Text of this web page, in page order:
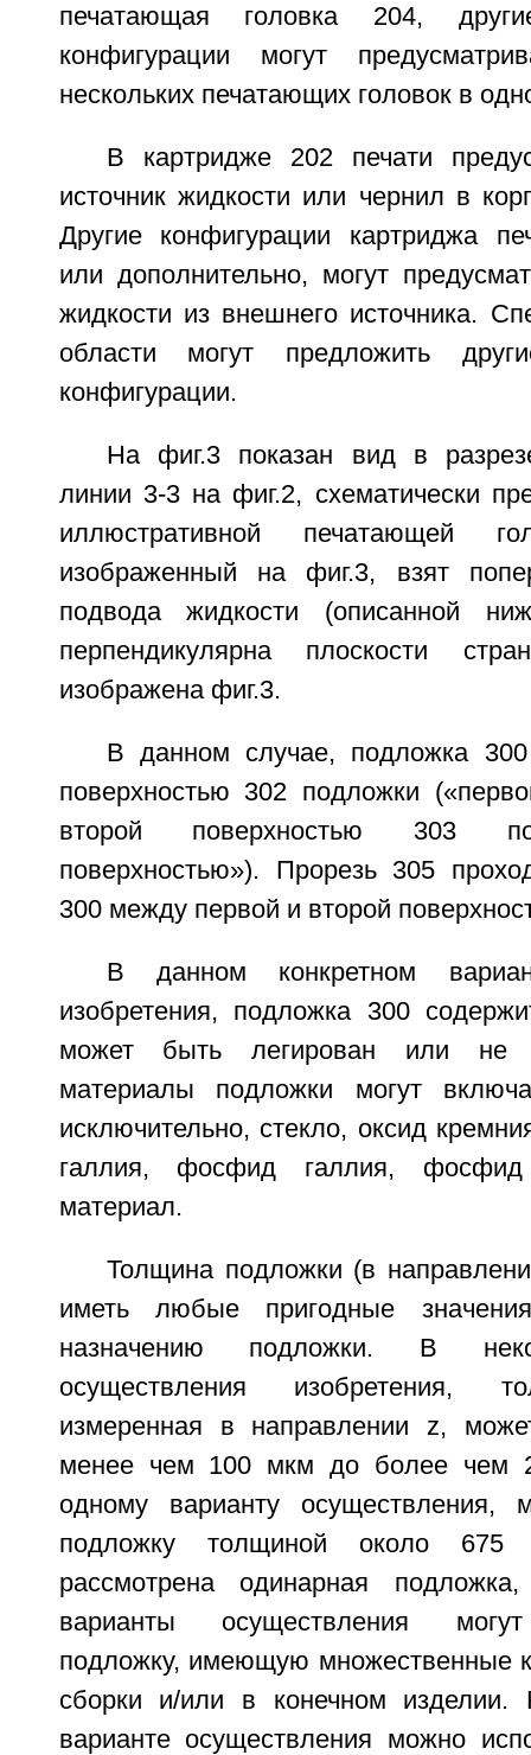
печатающая головка 204,
конфигурации могут
нескольких печатающих головок в
В картридже 202 печати
источник жидкости или чернил в
Другие конфигурации картриджа
или дополнительно, могут
жидкости из внешнего источника.
области могут предложить
конфигурации.
На фиг.3 показан вид в
линии 3-3 на фиг.2, схематически
иллюстративной печатающей
изображенный на фиг.3, взят
подвода жидкости (описанной
перпендикулярна плоскости
изображена фиг.3.
В данном случае, подложка 300
поверхностью 302 подложки
второй поверхностью 303
поверхностью»). Прорезь 305
300 между первой и второй
В данном конкретном
изобретения, подложка 300
может быть легирован или не
материалы подложки могут
исключительно, стекло, оксид
галлия, фосфид галлия,
материал.
Толщина подложки (в
иметь любые пригодные
назначению подложки. В
осуществления изобретения,
измеренная в направлении z,
менее чем 100 мкм до более чем
одному варианту осуществления,
подложку толщиной около
рассмотрена одинарная
варианты осуществления могут
подложку, имеющую множественные
сборки и/или в конечном
варианте осуществления можно